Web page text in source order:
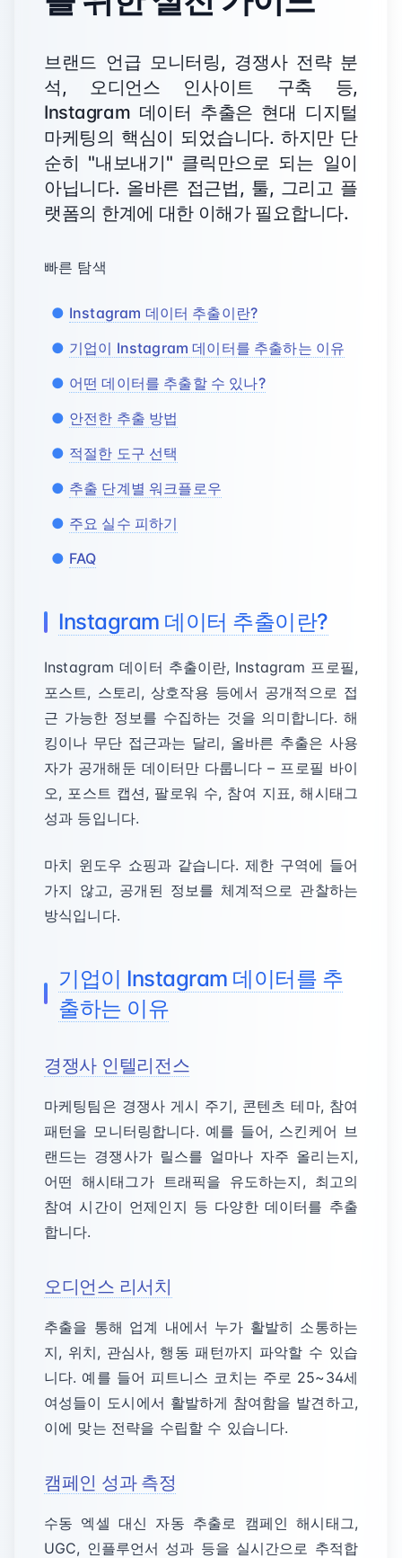
브랜드 언급 모니터링, 경쟁사 전략 분
석, 오디언스 인사이트 구축 등,
Instagram 데이터 추출은 현대 디지털
마케팅의 핵심이 되었습니다. 하지만 단
순히 "내보내기" 클릭만으로 되는 일이
아닙니다. 올바른 접근법, 툴, 그리고 플
랫폼의 한계에 대한 이해가 필요합니다.
빠른 탐색
Instagram 데이터 추출이란?
기업이 Instagram 데이터를 추출하는 이유
어떤 데이터를 추출할 수 있나?
안전한 추출 방법
적절한 도구 선택
추출 단계별 워크플로우
주요 실수 피하기
FAQ
Instagram 데이터 추출이란?
Instagram 데이터 추출이란, Instagram 프로필,
포스트, 스토리, 상호작용 등에서 공개적으로 접
근 가능한 정보를 수집하는 것을 의미합니다. 해
킹이나 무단 접근과는 달리, 올바른 추출은 사용
자가 공개해둔 데이터만 다룹니다 – 프로필 바이
오, 포스트 캡션, 팔로워 수, 참여 지표, 해시태그
성과 등입니다.
마치 윈도우 쇼핑과 같습니다. 제한 구역에 들어
가지 않고, 공개된 정보를 체계적으로 관찰하는
방식입니다.
기업이 Instagram 데이터를 추
출하는 이유
경쟁사 인텔리전스
마케팅팀은 경쟁사 게시 주기, 콘텐츠 테마, 참여
패턴을 모니터링합니다. 예를 들어, 스킨케어 브
랜드는 경쟁사가 릴스를 얼마나 자주 올리는지,
어떤 해시태그가 트래픽을 유도하는지, 최고의
참여 시간이 언제인지 등 다양한 데이터를 추출
합니다.
오디언스 리서치
추출을 통해 업계 내에서 누가 활발히 소통하는
지, 위치, 관심사, 행동 패턴까지 파악할 수 있습
니다. 예를 들어 피트니스 코치는 주로 25~34세
여성들이 도시에서 활발하게 참여함을 발견하고,
이에 맞는 전략을 수립할 수 있습니다.
캠페인 성과 측정
수동 엑셀 대신 자동 추출로 캠페인 해시태그,
UGC, 인플루언서 성과 등을 실시간으로 추적합